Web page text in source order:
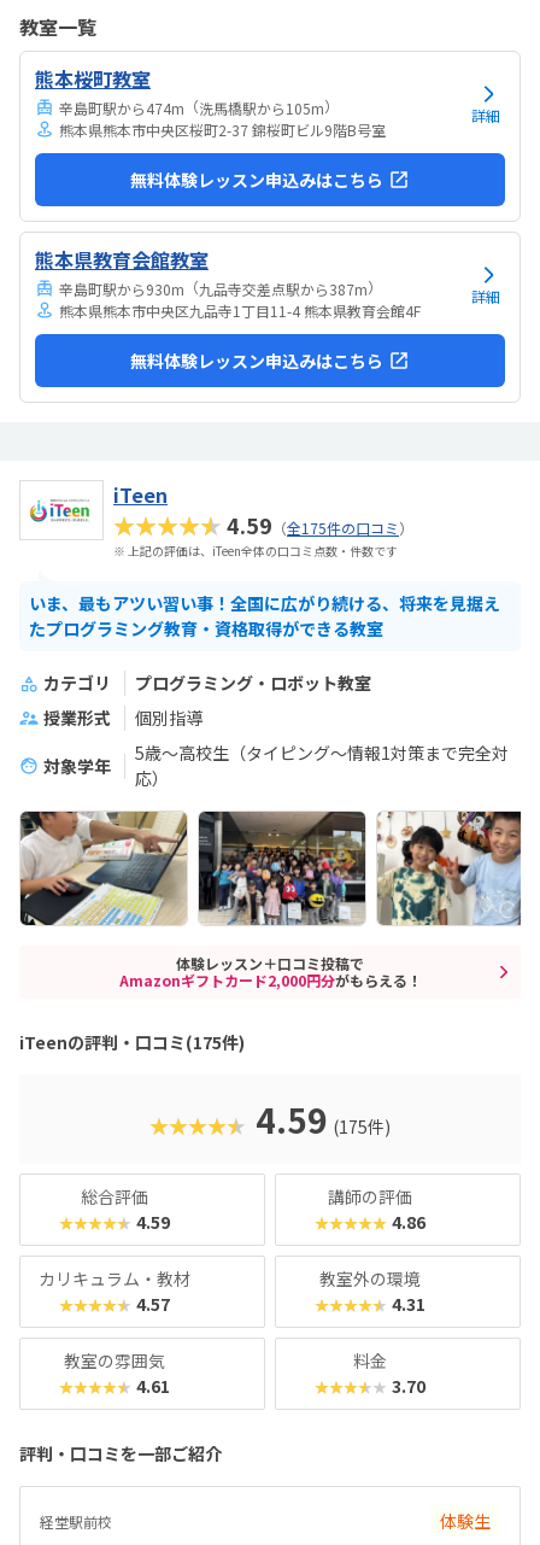
したりできるのは助かります。料金は今の物価で考えれば高いとは思
いませんが、子どもの成長具合で判断すると思います。子どもが自発
的にどんどん作り進めていったのには正直驚きました。最初からたく
さんあれこれ説明されずブロックを触らせてもらったの...
教室一覧
熊本桜町教室
辛島町駅から474m （洗馬橋駅から105m）
熊本県熊本市中央区桜町2-37 錦桜町ビル9階B号室
詳細
無料体験レッスン申込みはこちら
熊本県教育会館教室
辛島町駅から930m （九品寺交差点駅から387m）
熊本県熊本市中央区九品寺1丁目11-4 熊本県教育会館4F
詳細
無料体験レッスン申込みはこちら
iTeen
★★★★★4.59 （全175件の口コミ）
※ 上記の評価は、iTeen全体の口コミ点数・件数です
いま、最もアツい習い事！全国に広がり続ける、将来を見据え
たプログラミング教育・資格取得ができる教室
カテゴリ
プログラミング・ロボット教室
授業形式
個別指導
対象学年
5歳～高校生（タイピング～情報1対策まで完全対
応）
体験レッスン＋口コミ投稿で
Amazonギフトカード2,000円分がもらえる！
iTeenの評判・口コミ(175件)
★★★★★ 4.59 (175件)
総合評価
★★★★★ 4.59
講師の評価
★★★★★ 4.86
カリキュラム・教材
★★★★★ 4.57
教室外の環境
★★★★★ 4.31
教室の雰囲気
★★★★★ 4.61
料金
★★★★★ 3.70
評判・口コミを一部ご紹介
経堂駅前校 体験生